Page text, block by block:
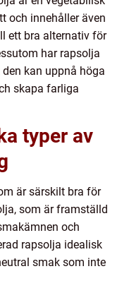
och innehåller även
ett bra alternativ för
har rapsolja
kan uppnå höga
skapa farliga
typer av
är särskilt bra för
som är framställd
och
rapsolja idealisk
smak som inte